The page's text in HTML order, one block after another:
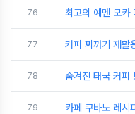
76 최고의 예멘 모카
77 커피 찌꺼기 재활
78 숨겨진 태국 커피
79 카페 쿠바노 레시